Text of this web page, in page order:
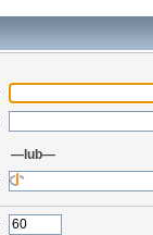
—lub—